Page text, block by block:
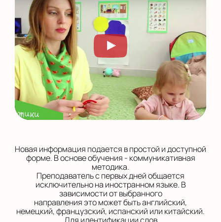
Новая информация подается в простой и доступной
форме. В основе обучения - коммуникативная
методика.
Преподаватель с первых дней общается
исключительно на иностранном языке. В
зависимости от выбранного
направления это может быть английский,
немецкий, французский, испанский или китайский.